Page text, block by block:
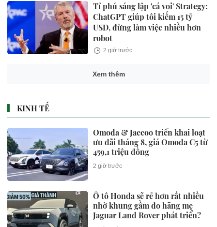
Tỉ phú sáng lập 'cá voi' Strategy:
ChatGPT giúp tôi kiếm 15 tỷ
USD, đừng làm việc nhiều hơn
robot
2 giờ trước
Xem thêm
KINH TẾ
Omoda & Jaecoo triển khai loạt
ưu đãi tháng 8, giá Omoda C5 từ
459,1 triệu đồng
2 giờ trước
Ô tô Honda sẽ rẻ hơn rất nhiều
nhờ khung gầm do hãng mẹ
Jaguar Land Rover phát triển?